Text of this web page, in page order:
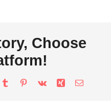
typique
de
Choose
TumblrPinterest
Vk Xing Email